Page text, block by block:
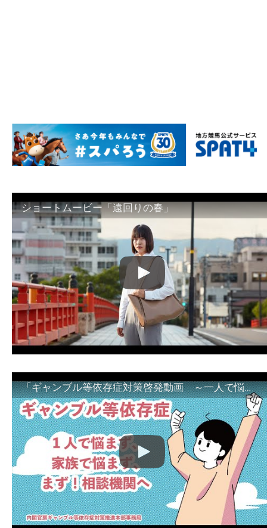
ショートムービー「遠回りの春」
「ギャンブル等依存症対策啓発動画 ～一人で悩まず、家族で悩まず、まず！相談機関へ～」